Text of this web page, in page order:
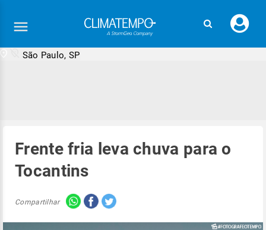
seu
São Paulo, SP
Frente fria leva chuva para o
Tocantins
Compartilhar